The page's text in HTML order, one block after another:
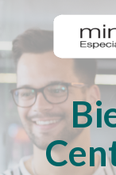
Búsqueda